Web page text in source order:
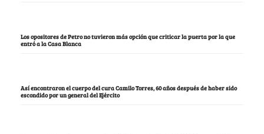
Los opositores de Petro no tuvieron más opción que criticar la puerta por la que
entró a la Casa Blanca
Así encontraron el cuerpo del cura Camilo Torres, 60 años después de haber sido
escondido por un general del Ejército